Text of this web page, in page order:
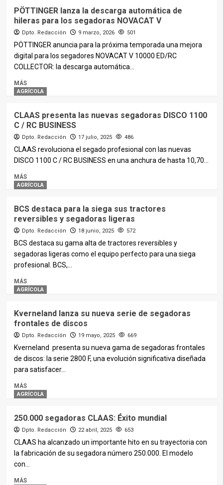
PÖTTINGER lanza la descarga automática de
hileras para los segadoras NOVACAT V
Dpto. Redacción 9 marzo, 2026 501
PÖTTINGER anuncia para la próxima temporada una mejora
digital para los segadores NOVACAT V 10000 ED/RC
COLLECTOR: la descarga automática...
MÁS
AGRÍCOLA
CLAAS presenta las nuevas segadoras DISCO 1100
C / RC BUSINESS
Dpto. Redacción 17 julio, 2025 486
CLAAS revoluciona el segado profesional con las nuevas
DISCO 1100 C / RC BUSINESS en una anchura de hasta 10,70...
MÁS
AGRÍCOLA
BCS destaca para la siega sus tractores
reversibles y segadoras ligeras
Dpto. Redacción 18 junio, 2025 572
BCS destaca su gama alta de tractores reversibles y
segadoras ligeras como el equipo perfecto para una siega
profesional. BCS,...
MÁS
AGRÍCOLA
Kverneland lanza su nueva serie de segadoras
frontales de discos
Dpto. Redacción 19 mayo, 2025 669
Kverneland presenta su nueva gama de segadoras frontales
de discos: la serie 2800 F, una evolución significativa diseñada
para satisfacer...
MÁS
AGRÍCOLA
250.000 segadoras CLAAS: Éxito mundial
Dpto. Redacción 22 abril, 2025 653
CLAAS ha alcanzado un importante hito en su trayectoria con
la fabricación de su segadora número 250.000. El modelo
con...
MÁS